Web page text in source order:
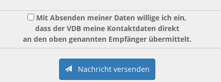
Mit Absenden meiner Daten willige ich ein,
dass der VDB meine Kontaktdaten direkt
an den oben genannten Empfänger übermittelt.
Nachricht versenden